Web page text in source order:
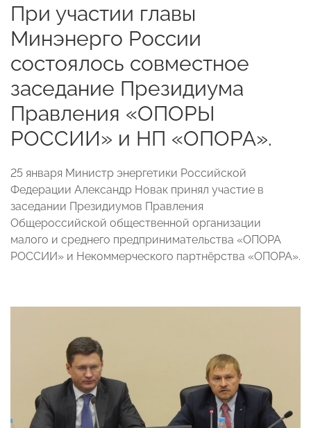
При участии главы
Минэнерго России
состоялось совместное
заседание Президиума
Правления «ОПОРЫ
РОССИИ» и НП «ОПОРА».
25 января Министр энергетики Российской
Федерации Александр Новак принял участие в
заседании Президиумов Правления
Общероссийской общественной организации
малого и среднего предпринимательства «ОПОРА
РОССИИ» и Некоммерческого партнёрства «ОПОРА».